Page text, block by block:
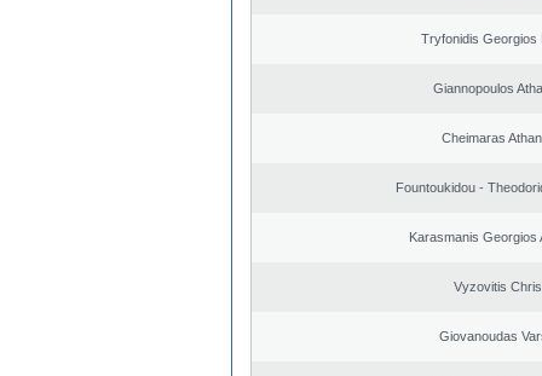
Tryfonidis Georgios
Giannopoulos
Cheimaras
Fountoukidou -
Karasmanis Georgios
Vyzovitis
Giovanoudas